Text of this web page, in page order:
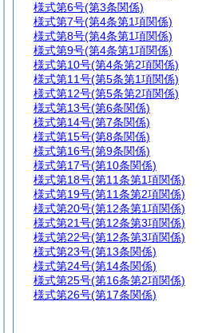
様式第6号(第3条関係)
様式第7号(第4条第1項関係)
様式第8号(第4条第1項関係)
様式第9号(第4条第1項関係)
様式第10号(第4条第2項関係)
様式第11号(第5条第1項関係)
様式第12号(第5条第2項関係)
様式第13号(第6条関係)
様式第14号(第7条関係)
様式第15号(第8条関係)
様式第16号(第9条関係)
様式第17号(第10条関係)
様式第18号(第11条第1項関係)
様式第19号(第11条第2項関係)
様式第20号(第12条第1項関係)
様式第21号(第12条第3項関係)
様式第22号(第12条第3項関係)
様式第23号(第13条関係)
様式第24号(第14条関係)
様式第25号(第16条第2項関係)
様式第26号(第17条関係)